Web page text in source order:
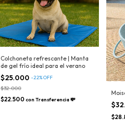
Colchoneta refrescante | Manta
de gel frío ideal para el verano
$25.000 -22%OFF
$32.000
$22.500 con Transferencia 💸